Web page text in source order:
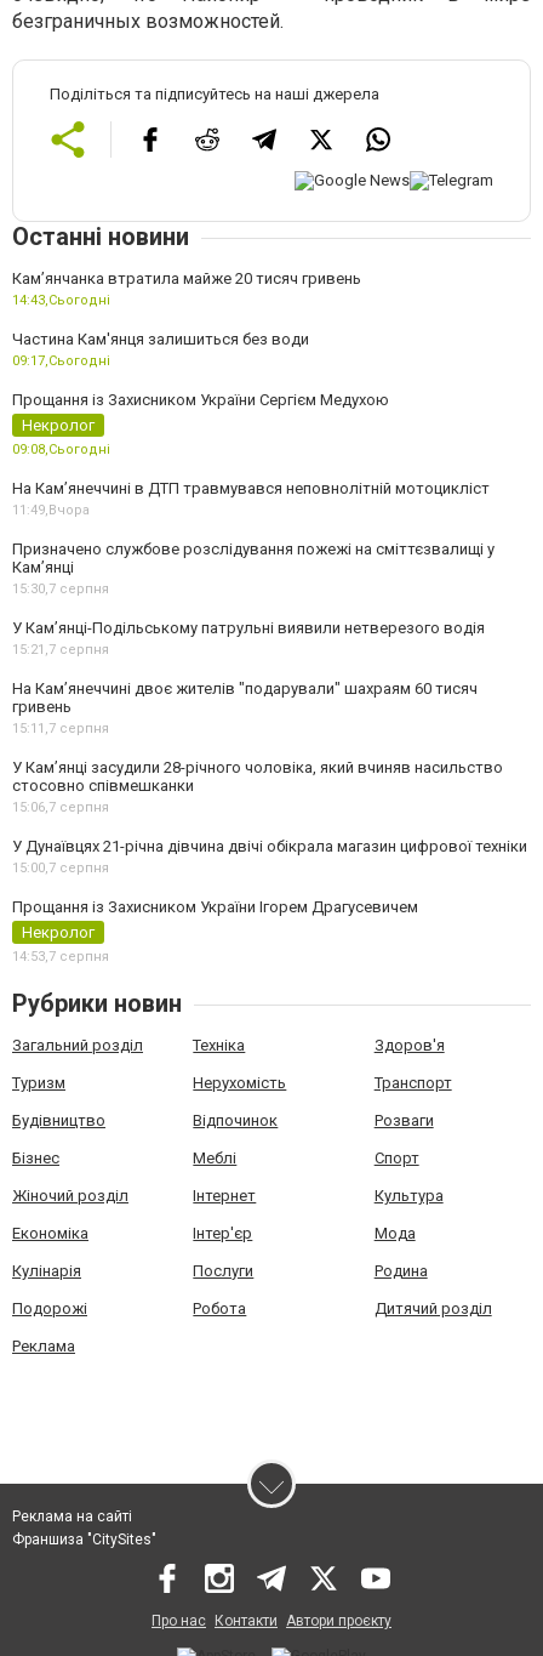
безграничных возможностей.
Поділіться та підписуйтесь на наші джерела
Останні новини
Камʼянчанка втратила майже 20 тисяч гривень
14:43,Сьогодні
Частина Кам'янця залишиться без води
09:17,Сьогодні
Прощання із Захисником України Сергієм Медухою
Некролог
09:08,Сьогодні
На Кам’янеччині в ДТП травмувався неповнолітній мотоцикліст
11:49,Вчора
Призначено службове розслідування пожежі на сміттєзвалищі у
Кам’янці
15:30,7 серпня
У Кам’янці-Подільському патрульні виявили нетверезого водія
15:21,7 серпня
На Камʼянеччині двоє жителів "подарували" шахраям 60 тисяч
гривень
15:11,7 серпня
У Камʼянці засудили 28-річного чоловіка, який вчиняв насильство
стосовно співмешканки
15:06,7 серпня
У Дунаївцях 21-річна дівчина двічі обікрала магазин цифрової техніки
15:00,7 серпня
Прощання із Захисником України Ігорем Драгусевичем
Некролог
14:53,7 серпня
Рубрики новин
Загальний розділ Техніка Здоров'я
Туризм Нерухомість Транспорт
Будівництво Відпочинок Розваги
Бізнес Меблі Спорт
Жіночий розділ Інтернет Культура
Економіка Інтер'єр Мода
Кулінарія Послуги Родина
Подорожі Робота Дитячий розділ
Реклама
Реклама на сайті
Франшиза "CitySites"
Про нас Контакти Автори проєкту